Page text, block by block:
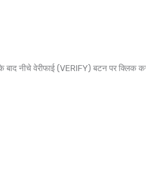
नीचे वेरीफाई (VERIFY) बटन पर क्लिक